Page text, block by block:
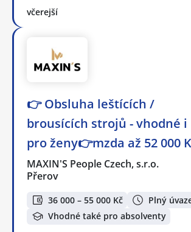
včerejší
👉 Obsluha leštících /
brousících strojů - vhodné i
pro ženy👉mzda až 52 000
MAXIN'S People Czech, s.r.o.
Přerov
36 000 – 55 000 Kč
Plný
Vhodné také pro absolventy